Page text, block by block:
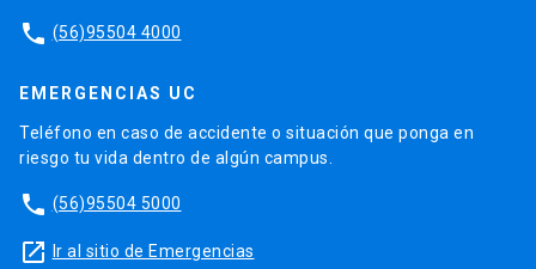
phone (56)95504 4000
EMERGENCIAS UC
Teléfono en caso de accidente o situación que ponga en
riesgo tu vida dentro de algún campus.
phone (56)95504 5000
launch Ir al sitio de Emergencias